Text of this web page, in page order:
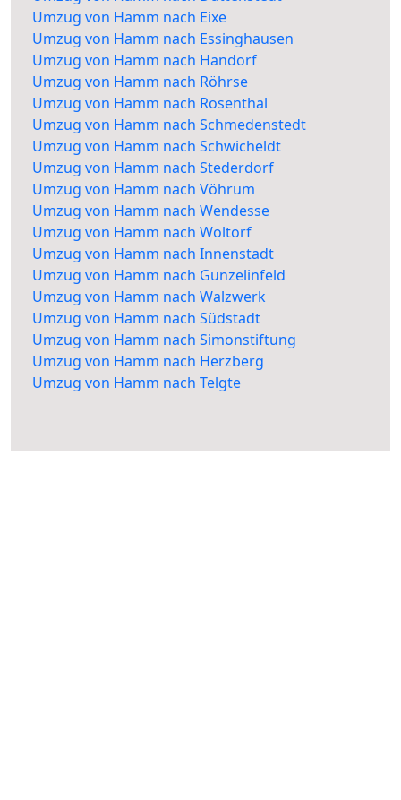
Umzug von Hamm nach Eixe
Umzug von Hamm nach Essinghausen
Umzug von Hamm nach Handorf
Umzug von Hamm nach Röhrse
Umzug von Hamm nach Rosenthal
Umzug von Hamm nach Schmedenstedt
Umzug von Hamm nach Schwicheldt
Umzug von Hamm nach Stederdorf
Umzug von Hamm nach Vöhrum
Umzug von Hamm nach Wendesse
Umzug von Hamm nach Woltorf
Umzug von Hamm nach Innenstadt
Umzug von Hamm nach Gunzelinfeld
Umzug von Hamm nach Walzwerk
Umzug von Hamm nach Südstadt
Umzug von Hamm nach Simonstiftung
Umzug von Hamm nach Herzberg
Umzug von Hamm nach Telgte